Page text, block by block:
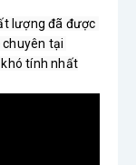
lượng đã được
chuyên tại
tính nhất